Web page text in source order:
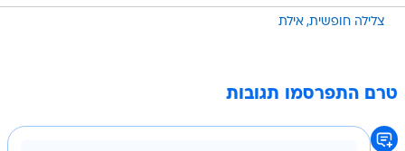
צלילה חופשית אילת
טרם התפרסמו תגובות